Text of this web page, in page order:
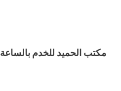
مكتب الحميد للخدم بالساعة